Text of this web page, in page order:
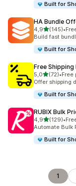
Built for
HA Bundle
4,9z 5 hvězd
(145)
Celkový počet
•
Build fast
Built for
Free Shipping
5,0z 5 hvězd
(72)
Celkový počet
•Free
Offer shipping
Built for
RUBIX Bulk
4,9z 5 hvězd
(129)
Celkový počet
•
Automate Bulk
Built for
1